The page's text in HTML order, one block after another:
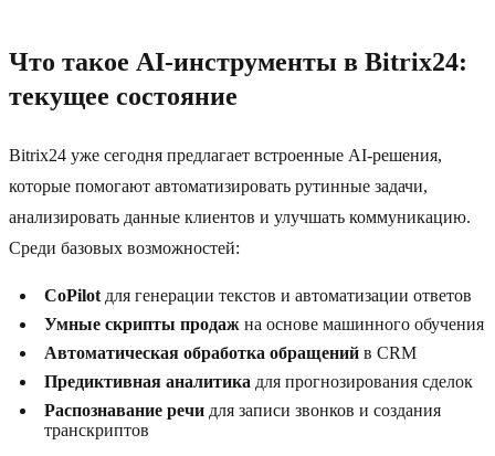
Что такое AI-инструменты в Bitrix24:
текущее состояние
Bitrix24 уже сегодня предлагает встроенные AI-решения,
которые помогают автоматизировать рутинные задачи,
анализировать данные клиентов и улучшать коммуникацию.
Среди базовых возможностей:
CoPilot для генерации текстов и автоматизации ответов
Умные скрипты продаж на основе машинного обучения
Автоматическая обработка обращений в CRM
Предиктивная аналитика для прогнозирования сделок
Распознавание речи для записи звонков и создания
транскриптов